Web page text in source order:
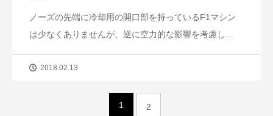
ノーズの先端に冷却用の開口部を持っているF1マシン
は少なくありませんが、逆に空力的な影響を考慮し...
2018.02.13
1 2